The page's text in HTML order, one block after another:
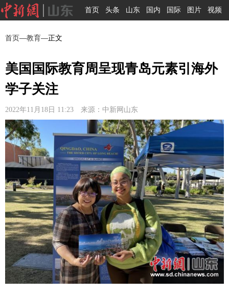
首页 头条 山东 国内 国际 图片 视频
首页—教育—正文
美国国际教育周呈现青岛元素引海外
学子关注
2022年11月18日 11:23 来源：中新网山东